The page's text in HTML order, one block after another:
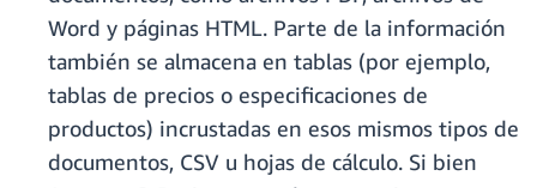
Word y páginas HTML. Parte de la información
también se almacena en tablas (por ejemplo,
tablas de precios o especificaciones de
productos) incrustadas en esos mismos tipos de
documentos, CSV u hojas de cálculo. Si bien